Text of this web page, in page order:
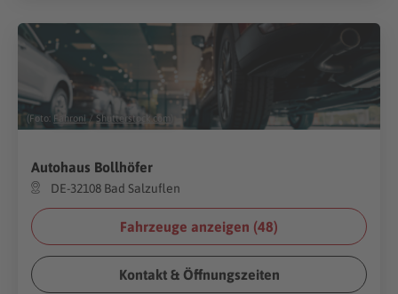
(Foto: Fahroni / Shutterstock.com
Autohaus Bollhöfer
DE-32108 Bad Salzuflen
Fahrzeuge anzeigen (48)
Kontakt & Öffnungszeiten